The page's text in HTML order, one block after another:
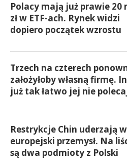
Polacy mają już prawie 20
zł w ETF-ach. Rynek widzi
dopiero początek wzrostu
Trzech na czterech
założyłoby własną firmę.
już tak łatwo jej nie
Restrykcje Chin uderzają w
europejski przemysł. Na
są dwa podmioty z Polski